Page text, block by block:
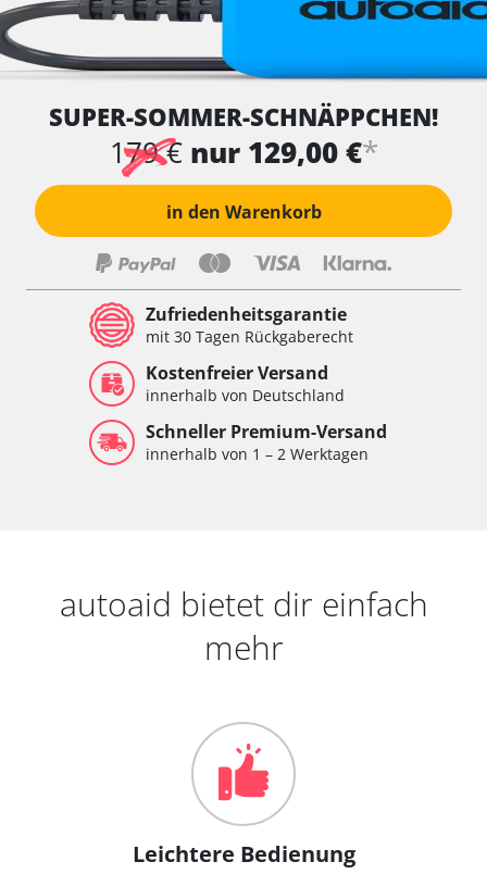
SUPER-SOMMER-SCHNÄPPCHEN!
179 € nur 129,00 €*
in den Warenkorb
Zufriedenheitsgarantie
mit 30 Tagen Rückgaberecht
Kostenfreier Versand
innerhalb von Deutschland
Schneller Premium-Versand
innerhalb von 1 – 2 Werktagen
autoaid bietet dir einfach
mehr
Leichtere Bedienung